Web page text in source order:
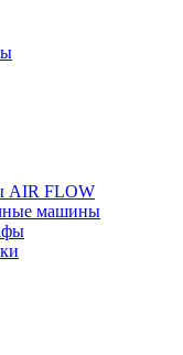
AIR FLOW
машины